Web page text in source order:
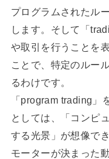
プログラムされたル
します。そして「
や取引を行うことを
ことで、特定のルー
るわけです。
「program trading」
としては、「コンピ
する光景」が想像で
モーターが決まった